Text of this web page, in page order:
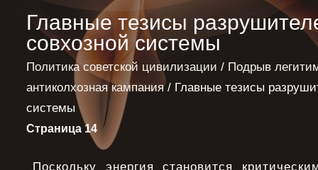
Главные тезисы
совхозной системы
Политика советской цивилизации / Подрыв
антиколхозная кампания/ Главные тезисы
системы
Страница 14
Поскольку энергия становится